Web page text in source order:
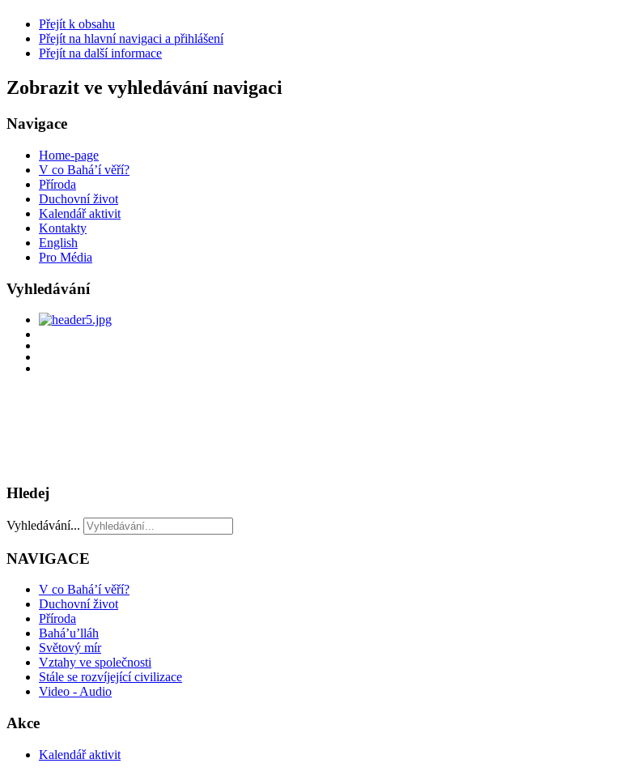
Přejít k obsahu
Přejít na hlavní navigaci a přihlášení
Přejít na další informace
Zobrazit ve vyhledávání navigaci
Navigace
Home-page
V co Bahá’í věří?
Příroda
Duchovní život
Kalendář aktivit
Kontakty
English
Pro Média
Vyhledávání
Hledej
Vyhledávání...
NAVIGACE
V co Bahá’í věří?
Duchovní život
Příroda
Bahá’u’lláh
Světový mír
Vztahy ve společnosti
Stále se rozvíjející civilizace
Video - Audio
Akce
Kalendář aktivit